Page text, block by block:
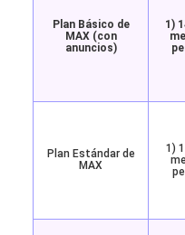
Plan Básico de
MAX (con
anuncios)
1)
Plan Estándar de
MAX
1)